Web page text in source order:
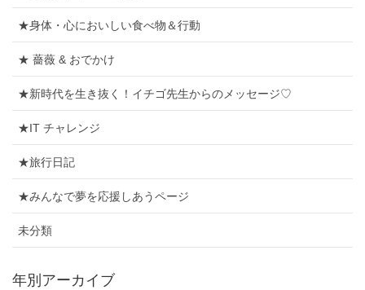
★身体・心においしい食べ物＆行動
★ 薔薇 & おでかけ
★新時代を生き抜く！イチゴ先生からのメッセージ♡
★IT チャレンジ
★旅行日記
★みんなで夢を応援しあうページ
未分類
年別アーカイブ